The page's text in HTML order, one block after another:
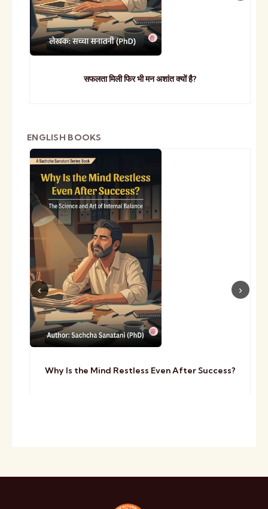
सफलता मिली फिर भी मन अशांत क्यों है?
ENGLISH BOOKS
Why Is the Mind Restless Even After Success?